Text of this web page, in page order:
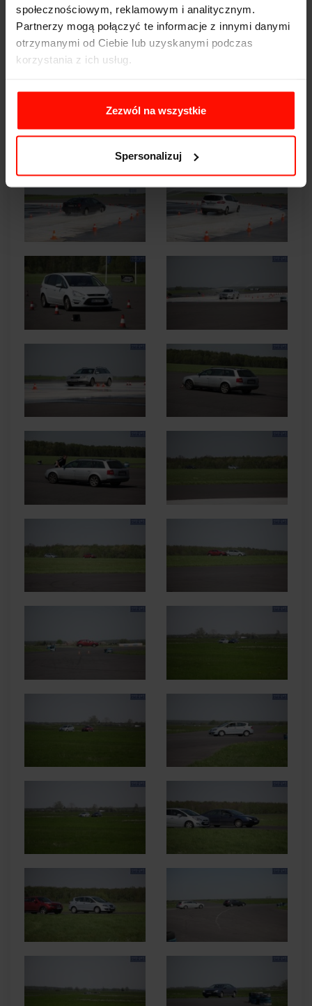
społecznościowym, reklamowym i analitycznym.
Partnerzy mogą połączyć te informacje z innymi danymi
otrzymanymi od Ciebie lub uzyskanymi podczas
korzystania z ich usług.
Zezwól na wszystkie
Spersonalizuj